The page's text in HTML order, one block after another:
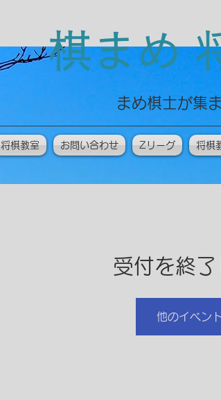
棋まめ
まめ棋士が集
将棋教室 お問い合わせ Zリーグ 将棋
受付を終
他のイベン